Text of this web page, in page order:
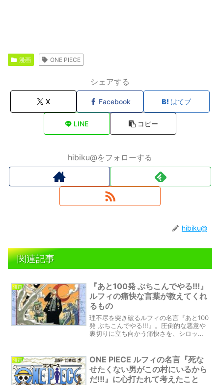
漫画 ONE PIECE
シェアする
X Facebook はてブ
LINE コピー
hibiku@をフォローする
hibiku@
関連記事
漫画
『あと100発 ぶちこんでやる!!!』
ルフィの痛快な言葉が教えてくれ
るもの
理不尽を突き破るルフィの名言『あと100
発 ぶちこんでやる!!!』。圧倒的な悪意や
裏切りに立ち向かう痛快さを、シロップ
漫画
ONE PIECE ルフィの名言『死な
せたくない男がこの村にいるから
だ‼!』に心打たれて考えたこと